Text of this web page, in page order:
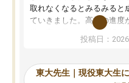
取れなくなるとみるみると
ていきました。高校の進度
供も家に帰って勉強の話す
応を示します。東大先生に
れるので、親としても安心
使える自習室とかもあり、
投稿日：
東大先生｜現役東大生